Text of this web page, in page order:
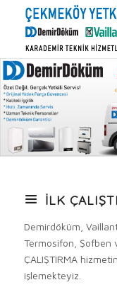
İLK
Demirdöküm,
Termosifon, Şofben
ÇALIŞTIRMA
işlemekteyiz.